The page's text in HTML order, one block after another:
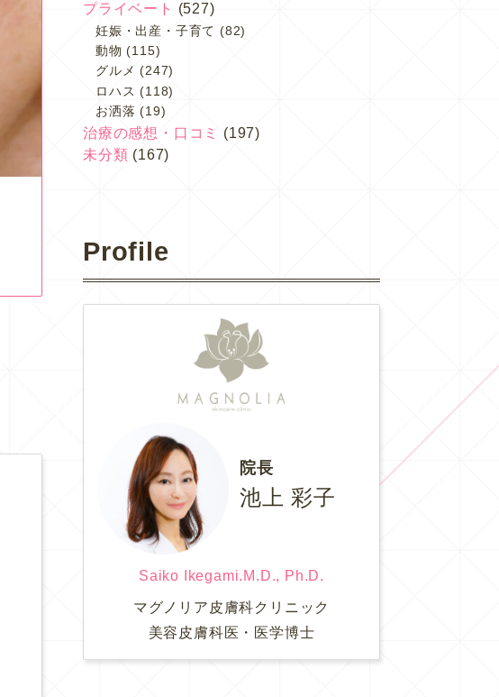
プライベート (527)
妊娠・出産・子育て (82)
動物 (115)
グルメ (247)
ロハス (118)
お洒落 (19)
治療の感想・口コミ
(197)
未分類 (167)
Profile
院長
池上 彩子
Saiko Ikegami.M.D., Ph.D.
マグノリア皮膚科クリニック
美容皮膚科医・医学博士